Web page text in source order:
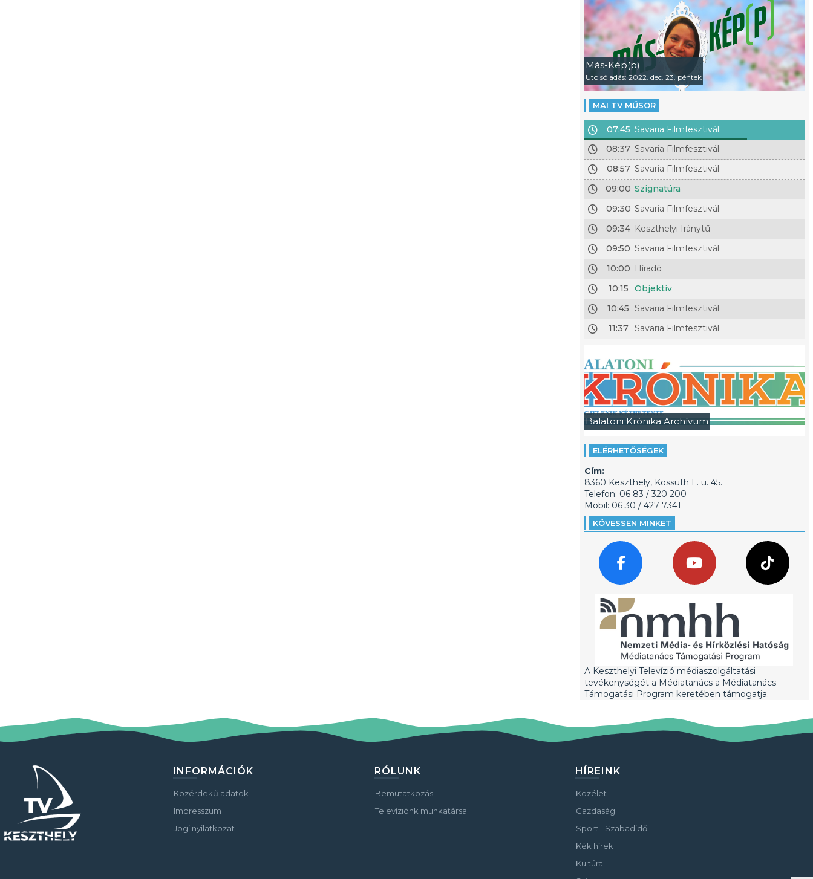
Más-Kép(p)
Utolsó adás: 2022. dec. 23. péntek
MAI TV MŰSOR
07:45 Savaria Filmfesztivál
08:37 Savaria Filmfesztivál
08:57 Savaria Filmfesztivál
09:00 Szignatúra
09:30 Savaria Filmfesztivál
09:34 Keszthelyi Iránytű
09:50 Savaria Filmfesztivál
10:00 Híradó
10:15
Objektív
10:45
Savaria Filmfesztivál
11:37 Savaria Filmfesztivál
Balatoni Krónika Archívum
ELÉRHETŐSÉGEK
Cím:
8360 Keszthely, Kossuth L. u. 45.
Telefon: 06 83 / 320 200
Mobil: 06 30 / 427 7341
KÖVESSEN MINKET
A Keszthelyi Televízió médiaszolgáltatási
tevékenységét a Médiatanács a Médiatanács
Támogatási Program keretében támogatja.
INFORMÁCIÓK
Közérdekű adatok
Impresszum
Jogi nyilatkozat
RÓLUNK
Bemutatkozás
Televíziónk munkatársai
HÍREINK
Közélet
Gazdaság
Sport - Szabadidő
Kék hírek
Kultúra